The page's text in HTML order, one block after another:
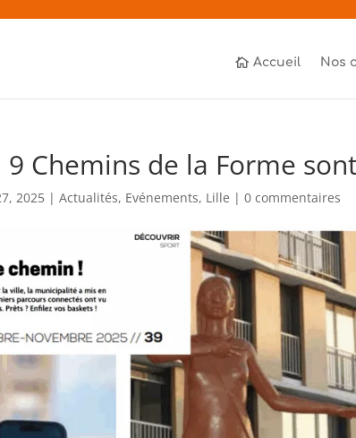
Accueil Nos
Chemins de la Forme
2025 |Actualités, Evénements, Lille |0 commentaires